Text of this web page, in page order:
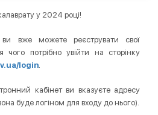
у 2024 році!
вже можете реєструвати свої
чого потрібно увійти на сторінку
login.
кабінет ви вказуєте адресу
буде логіном для входу до нього).